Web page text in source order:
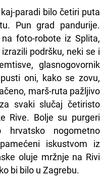
paradi bilo četiri puta
Pun grad pandurije.
foto-robote iz Splita,
podršku, neki se i
glasnogovornik
oni, kako se zovu,
marš-ruta pažljivo
svaki slučaj četiristo
Rive. Bolje su purgeri
hrvatsko nogometno
iskustvom iz
oluje mržnje na Rivi
bi bilo u Zagrebu.